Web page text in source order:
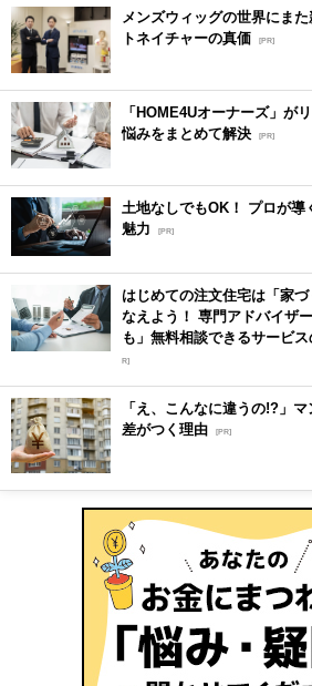
メンズウィッグの世界にま
トネイチャーの真価 [PR]
「HOME4Uオーナーズ」が
悩みをまとめて解決 [PR]
土地なしでもOK！ プロが導
魅力
[PR]
はじめての注文住宅は「家
なえよう！ 専門アドバイザ
も」無料相談できるサービ
R]
「え、こんなに違うの!?」
差がつく理由 [PR]